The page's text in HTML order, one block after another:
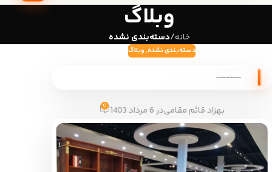
وبلاگ
خانه/دسته‌بندی نشده
دسته‌بندی نشده,وبلاگ
مبلمان اداری مدرن چه تفاوتی با مدل کلاسیک دارد؟
بهزاد قائم مقامیدر 6 مرداد 1403 0